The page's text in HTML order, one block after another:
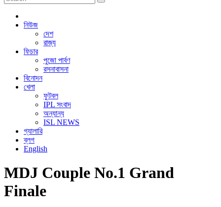
নিউজ
দেশ
রাজ্য
ফিচার
পুজো পার্বণ
রসনাবাসনা
বিনোদন
খেলা
ফুটবল
IPL সংবাদ
অন্যান্য
ISL NEWS
গ্যালারি
ব্লগ
English
MDJ Couple No.1 Grand
Finale